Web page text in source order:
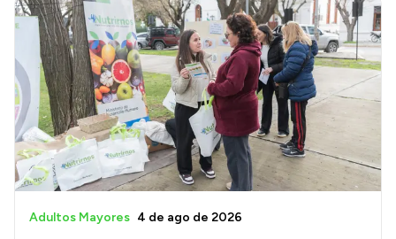
Discursos en la Legislatura
Casa de Gobierno
Acerca de Río Negro
Historia
Geografía
Invertí en Río Negro
Adultos Mayores 4 de ago de 2026